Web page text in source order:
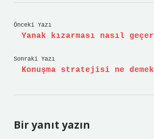
Önceki Yazı
Yanak kızarması nasıl
Sonraki Yazı
Konuşma stratejisi ne
Bir yanıt yazın